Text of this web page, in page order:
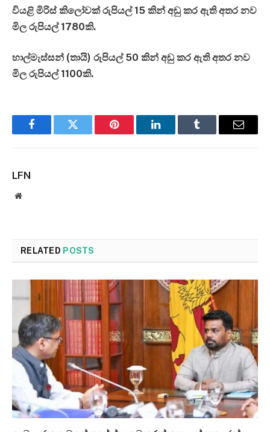
වියළි මිරිස් කිලෝවක් රුපියල් 15 කින් අඩු කර ඇති අතර නව
මිල රුපියල් 1780කි.
හාල්මැස්සන් (තායි) රුපියල් 50 කින් අඩු කර ඇති අතර නව
මිල රුපියල් 1100කි.
FacebookTwitter Pinterest LinkedInTumblr Email
LFN
Website
RELATED POSTS